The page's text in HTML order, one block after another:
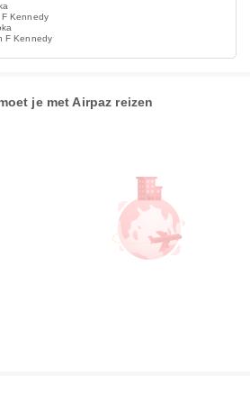
Kennedy
F Kennedy
je met Airpaz reizen